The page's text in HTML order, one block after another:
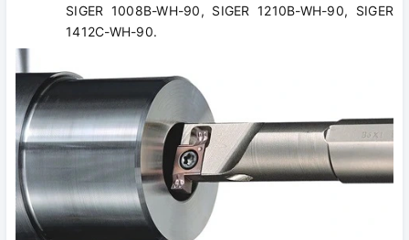
SIGER 1008B-WH-90, SIGER 1210B-WH-90, SIGER
1412C-WH-90.